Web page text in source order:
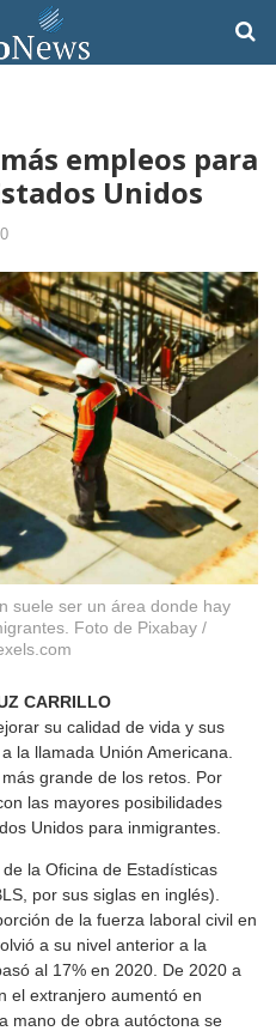
empleos para
Unidos
0
suele ser un área donde hay
Foto de Pixabay /
CARRILLO
su calidad de vida y sus
la llamada Unión Americana.
grande de los retos. Por
las mayores posibilidades
Unidos para inmigrantes.
la Oficina de Estadísticas
por sus siglas en inglés).
de la fuerza laboral civil en
a su nivel anterior a la
al 17% en 2020. De 2020 a
el extranjero aumentó en
mano de obra autóctona se